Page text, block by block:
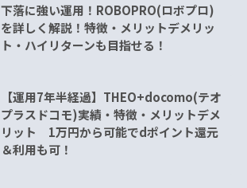
下落に強い運用！ROBOPRO(ロボプロ)
を詳しく解説！特徴・メリットデメリッ
ト・ハイリターンも目指せる！
【運用7年半経過】THEO+docomo(テオ
プラスドコモ)実績・特徴・メリットデメ
リット 1万円から可能でdポイント還元
＆利用も可！